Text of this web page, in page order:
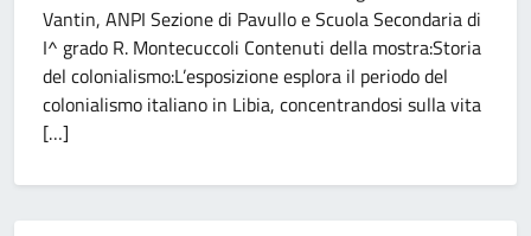
Vantin, ANPI Sezione di Pavullo e Scuola Secondaria di
I^ grado R. Montecuccoli Contenuti della mostra:Storia
del colonialismo:L’esposizione esplora il periodo del
colonialismo italiano in Libia, concentrandosi sulla vita
[…]